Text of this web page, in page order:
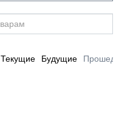
Текущие Будущие